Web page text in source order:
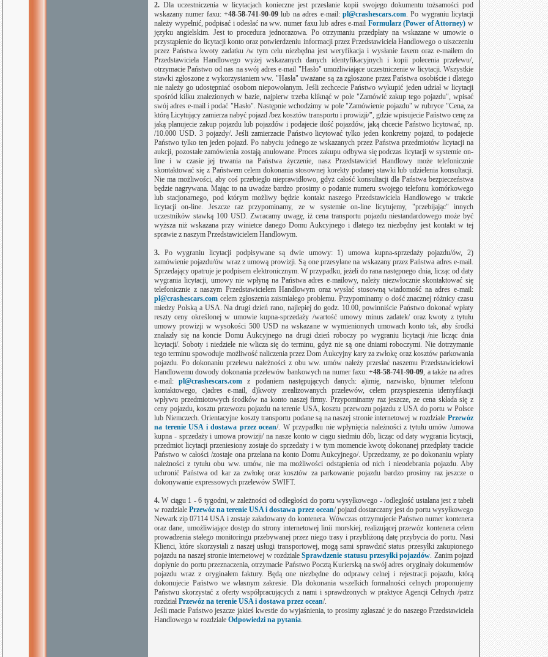
2. Dla uczestniczenia w licytacjach konieczne jest przesłanie kopii swojego dokumentu tożsamości pod
wskazany numer faxu:+48-58-741-90-09 lub na adres e-mail: pl@crashescars.com. Po wygraniu licytacji
należy wypełnić, podpisać i odesłać na ww. numer faxu lub adres e-mail Formularz (Power of Attorney) w
języku angielskim. Jest to procedura jednorazowa. Po otrzymaniu przedpłaty na wskazane w umowie o
przystąpienie do licytacji konto oraz potwierdzeniu informacji przez Przedstawiciela Handlowego o uiszczeniu
przez Państwa kwoty zadatku /w tym celu niezbędna jest weryfikacja i wysłanie faxem oraz e-mailem do
Przedstawiciela Handlowego wyżej wskazanych danych identyfikacyjnych i kopii polecenia przelewu/,
otrzymacie Państwo od nas na swój adres e-mail "Hasło" umożliwiające uczestniczenie w licytacji. Wszystkie
stawki zgłoszone z wykorzystaniem ww. "Hasła" uważane są za zgłoszone przez Państwa osobiście i dlatego
nie należy go udostępniać osobom niepowołanym. Jeśli zechcecie Państwo wykupić jeden udział w licytacji
spośród kilku znalezionych w bazie, najpierw trzeba kliknąć w pole "Zamówić zakup tego pojazdu", wpisać
swój adres e-mail i podać "Hasło". Następnie wchodzimy w pole "Zamówienie pojazdu" w rubryce "Cena, za
którą Licytujący zamierza nabyć pojazd /bez kosztów transportu i prowizji/", gdzie wpisujecie Państwo cenę za
jaką planujecie zakup pojazdu lub pojazdów i podajecie ilość pojazdów, jaką chcecie Państwo licytować, np.
/10.000 USD. 3 pojazdy/. Jeśli zamierzacie Państwo licytować tylko jeden konkretny pojazd, to podajecie
Państwo tylko ten jeden pojazd. Po nabyciu jednego ze wskazanych przez Państwa przedmiotów licytacji na
aukcji, pozostałe zamówienia zostają anulowane. Proces zakupu odbywa się podczas licytacji w systemie on-
line i w czasie jej trwania na Państwa życzenie, nasz Przedstawiciel Handlowy może telefonicznie
skontaktować się z Państwem celem dokonania stosownej korekty podanej stawki lub udzielenia konsultacji.
Nie ma możliwości, aby coś przebiegło nieprawidłowo, gdyż całość konsultacji dla Państwa bezpieczeństwa
będzie nagrywana. Mając to na uwadze bardzo prosimy o podanie numeru swojego telefonu komórkowego
lub stacjonarnego, pod którym możliwy będzie kontakt naszego Przedstawiciela Handlowego w trakcie
licytacji on-line. Jeszcze raz przypominamy, ze w systemie on-line licytujemy, "przebijając" innych
uczestników stawką 100 USD. Zwracamy uwagę, iż cena transportu pojazdu niestandardowego może być
wyższa niż wskazana przy winietce danego Domu Aukcyjnego i dlatego tez niezbędny jest kontakt w tej
sprawie z naszym Przedstawicielem Handlowym.
3. Po wygraniu licytacji podpisywane są dwie umowy: 1) umowa kupna-sprzedaży pojazdu/ów, 2)
zamówienie pojazdu/ów wraz z umową prowizji. Są one przesyłane na wskazany przez Państwa adres e-mail.
Sprzedający opatruje je podpisem elektronicznym. W przypadku, jeżeli do rana następnego dnia, licząc od daty
wygrania licytacji, umowy nie wpłyną na Państwa adres e-mailowy, należy niezwłocznie skontaktować się
telefonicznie z naszym Przedstawicielem Handlowym oraz wysłać stosowną wiadomość na adres e-mail:
pl@crashescars.com celem zgłoszenia zaistniałego problemu. Przypominamy o dość znacznej różnicy czasu
miedzy Polską a USA. Na drugi dzień rano, najlepiej do godz. 10.00, powinniście Państwo dokonać wpłaty
reszty ceny określonej w umowie kupna-sprzedaży /wartość umowy minus zadatek/ oraz kwoty z tytułu
umowy prowizji w wysokości 500 USD na wskazane w wymienionych umowach konto tak, aby środki
znalazły się na koncie Domu Aukcyjnego na drugi dzień roboczy po wygraniu licytacji /nie licząc dnia
licytacji/. Soboty i niedziele nie wlicza się do terminu, gdyż nie są one dniami roboczymi. Nie dotrzymanie
tego terminu spowoduje możliwość naliczenia przez Dom Aukcyjny kary za zwłokę oraz kosztów parkowania
pojazdu. Po dokonaniu przelewu należności z obu ww. umów należy przesłać naszemu Przedstawicielowi
Handlowemu dowody dokonania przelewów bankowych na numer faxu:+48-58-741-90-09, atakże na adres
e-mail: pl@crashescars.com
z podaniem następujących danych: a)imię, nazwisko, b)numer telefonu
kontaktowego, c)adres e-mail, d)kwoty zrealizowanych przelewów, celem przyspieszenia identyfikacji
wpływu przedmiotowych środków na konto naszej firmy. Przypominamy raz jeszcze, ze cena składa się z
ceny pojazdu, kosztu przewozu pojazdu na terenie USA, kosztu przewozu pojazdu z USA do portu w Polsce
lub Niemczech. Orientacyjne koszty transportu podane są na naszej stronie internetowej w rozdziale Przewóz
na terenie USA i dostawa przez ocean/. W przypadku nie wpłynięcia należności z tytułu umów /umowa
kupna - sprzedaży i umowa prowizji/ na nasze konto w ciągu siedmiu dób, licząc od daty wygrania licytacji,
przedmiot licytacji przeniesiony zostaje do sprzedaży i w tym momencie kwotę dokonanej przedpłaty tracicie
Państwo w całości /zostaje ona przelana na konto Domu Aukcyjnego/. Uprzedzamy, ze po dokonaniu wpłaty
należności z tytułu obu ww. umów, nie ma możliwości odstąpienia od nich i nieodebrania pojazdu. Aby
uchronić Państwa od kar za zwłokę oraz kosztów za parkowanie pojazdu bardzo prosimy raz jeszcze o
dokonywanie expressowych przelewów SWIFT.
4. W ciągu 1 - 6 tygodni, w zależności od odległości do portu wysyłkowego - /odległość ustalana jest z tabeli
w rozdzialePrzewóz na terenie USA i dostawa przez ocean/ pojazd dostarczany jest do portu wysyłkowego
Newark zip 07114 USA i zostaje załadowany do kontenera. Wówczas otrzymujecie Państwo numer kontenera
oraz dane, umożliwiające dostęp do strony internetowej linii morskiej, realizującej przewóz kontenera celem
prowadzenia stałego monitoringu przebywanej przez niego trasy i przybliżoną datę przybycia do portu. Nasi
Klienci, które skorzystali z naszej usługi transportowej, mogą sami sprawdzić status przesyłki zakupionego
pojazdu na naszej stronie internetowej w rozdzialeSprawdzenie statusu przesyłki pojazdów. Zanim pojazd
dopłynie do portu przeznaczenia, otrzymacie Państwo Pocztą Kurierską na swój adres oryginały dokumentów
pojazdu wraz z oryginałem faktury. Będą one niezbędne do odprawy celnej i rejestracji pojazdu, którą
dokonujecie Państwo we własnym zakresie. Dla dokonania wszelkich formalności celnych proponujemy
Państwu skorzystać z oferty współpracujących z nami i sprawdzonych w praktyce Agencji Celnych /patrz
rozdziałPrzewóz na terenie USA i dostawa przez ocean/.
Jeśli macie Państwo jeszcze jakieś kwestie do wyjaśnienia, to prosimy zgłaszać je do naszego Przedstawiciela
Handlowego w rozdziale Odpowiedzi na pytania.